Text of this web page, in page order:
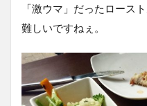
「激ウマ」だったロース
難しいですねぇ。